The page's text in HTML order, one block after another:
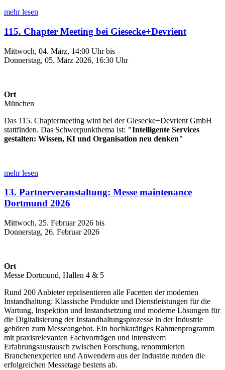
mehr lesen
115. Chapter Meeting bei Giesecke+Devrient
Mittwoch, 04. März, 14:00 Uhr bis
Donnerstag, 05. März 2026, 16:30 Uhr
Ort
München
Das 115. Chaptermeeting wird bei der Giesecke+Devrient GmbH
stattfinden. Das Schwerpunkthema ist: "Intelligente Services
gestalten: Wissen, KI und Organisation neu denken"
mehr lesen
13. Partnerveranstaltung: Messe maintenance
Dortmund 2026
Mittwoch, 25. Februar 2026 bis
Donnerstag, 26. Februar 2026
Ort
Messe Dortmund, Hallen 4 & 5
Rund 200 Anbieter repräsentieren alle Facetten der modernen
Instandhaltung: Klassische Produkte und Dienstleistungen für die
Wartung, Inspektion und Instandsetzung und moderne Lösungen für
die Digitalisierung der Instandhaltungsprozesse in der Industrie
gehören zum Messeangebot. Ein hochkarätiges Rahmenprogramm
mit praxisrelevanten Fachvorträgen und intensivem
Erfahrungsaustausch zwischen Forschung, renommierten
Branchenexperten und Anwendern aus der Industrie runden die
erfolgreichen Messetage bestens ab.